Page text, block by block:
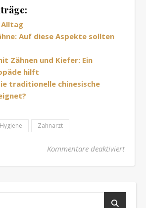
Alltag
Auf diese Aspekte sollten
Zähnen und Kiefer: Ein
hilft
traditionelle chinesische
Hygiene Zahnarzt
Kommentare deaktiviertfür